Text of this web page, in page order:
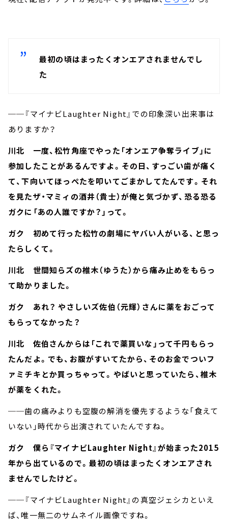
最初の頃はまったくオンエアされませんでし
た
──『マイナビLaughter Night』での印象深い出来事は
ありますか？
川北 一度、松竹角座でやった「オンエア争奪ライブ」に
参加したことがあるんですよ。その日、すっごい歯が痛く
て、下向いてほっぺたを叩いてごまかしてたんです。それ
を見たザ・マミィの酒井（貴士）が俺と気づかず、恐る恐る
ガクに「あの人誰ですか？」って。
ガク 初めて行った松竹の劇場にヤバい人がいる、と思っ
たらしくて。
川北 世間知らズの椎木（ゆうた）から痛み止めをもらっ
て助かりました。
ガク あれ？ やさしいズ佐伯（元輝）さんに薬をおごって
もらってなかった？
川北 佐伯さんからは「これで薬買いな」って千円もらっ
たんだよ。でも、お腹がすいてたから、そのお金でついフ
ァミチキとか買っちゃって。やばいと思っていたら、椎木
が薬をくれた。
──歯の痛みよりも空腹の解消を優先するような「食えて
いない」時代から出演されていたんですね。
ガク 僕ら『マイナビLaughter Night』が始まった2015
年から出ているので。最初の頃はまったくオンエアされ
ませんでしたけど。
──『マイナビLaughter Night』の真空ジェシカといえ
ば、唯一無二のサムネイル画像ですね。